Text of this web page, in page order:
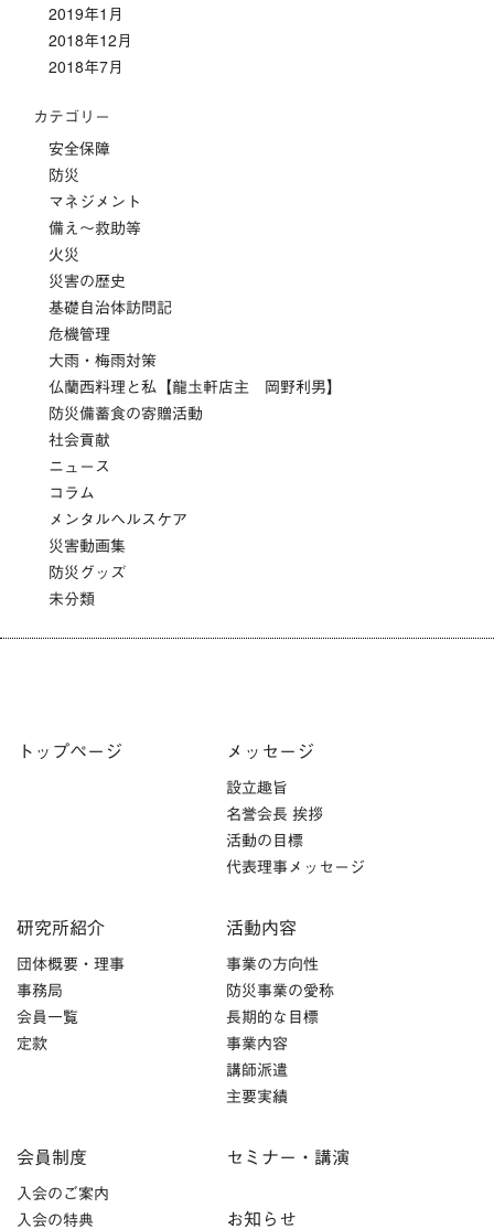
2019年1月
2018年12月
2018年7月
カテゴリー
安全保障
防災
マネジメント
備え～救助等
火災
災害の歴史
基礎自治体訪問記
危機管理
大雨・梅雨対策
仏蘭西料理と私【龍圡軒店主 岡野利男】
防災備蓄食の寄贈活動
社会貢献
ニュース
コラム
メンタルヘルスケア
災害動画集
防災グッズ
未分類
トップページ メッセージ
設立趣旨
名誉会長 挨拶
活動の目標
代表理事メッセージ
研究所紹介
団体概要・理事
事務局
会員一覧
定款
活動内容
事業の方向性
防災事業の愛称
長期的な目標
事業内容
講師派遣
主要実績
会員制度
入会のご案内
入会の特典
セミナー・講演
お知らせ